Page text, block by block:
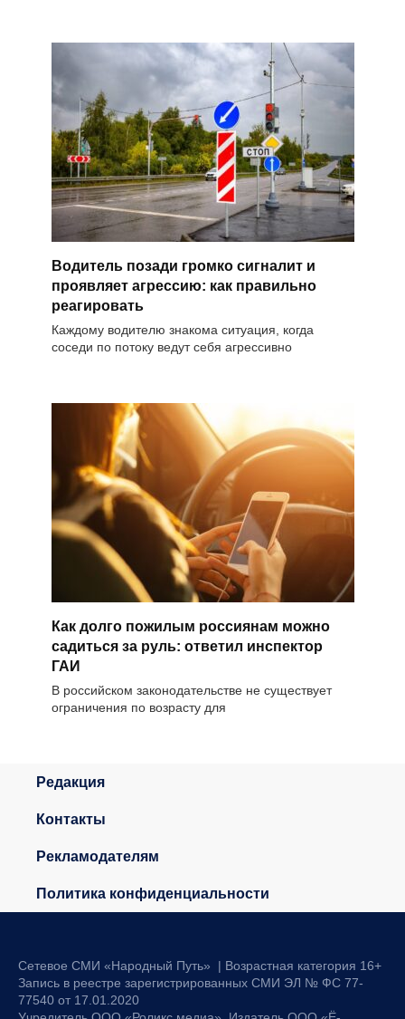
Водитель позади громко сигналит и
проявляет агрессию: как правильно
реагировать
Каждому водителю знакома ситуация, когда
соседи по потоку ведут себя агрессивно
Как долго пожилым россиянам можно
садиться за руль: ответил инспектор
ГАИ
В российском законодательстве не существует
ограничения по возрасту для
Редакция
Контакты
Рекламодателям
Политика конфиденциальности
Сетевое СМИ «Народный Путь» | Возрастная категория 16+
Запись в реестре зарегистрированных СМИ ЭЛ № ФС 77-
77540 от 17.01.2020